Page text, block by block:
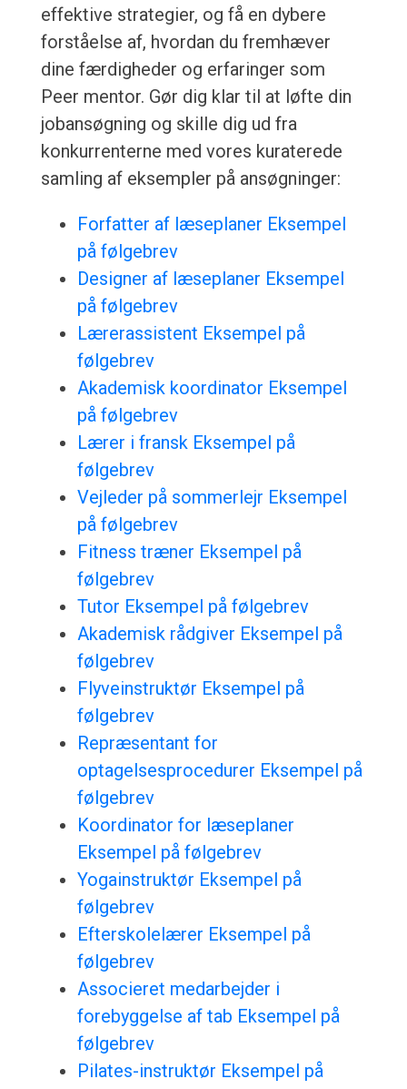
effektive strategier, og få en dybere
forståelse af, hvordan du fremhæver
dine færdigheder og erfaringer som
Peer mentor. Gør dig klar til at løfte din
jobansøgning og skille dig ud fra
konkurrenterne med vores kuraterede
samling af eksempler på ansøgninger:
Forfatter af læseplaner Eksempel
på følgebrev
Designer af læseplaner Eksempel
på følgebrev
Lærerassistent Eksempel på
følgebrev
Akademisk koordinator Eksempel
på følgebrev
Lærer i fransk Eksempel på
følgebrev
Vejleder på sommerlejr Eksempel
på følgebrev
Fitness træner Eksempel på
følgebrev
Tutor Eksempel på følgebrev
Akademisk rådgiver Eksempel på
følgebrev
Flyveinstruktør Eksempel på
følgebrev
Repræsentant for
optagelsesprocedurer Eksempel på
følgebrev
Koordinator for læseplaner
Eksempel på følgebrev
Yogainstruktør Eksempel på
følgebrev
Efterskolelærer Eksempel på
følgebrev
Associeret medarbejder i
forebyggelse af tab Eksempel på
følgebrev
Pilates-instruktør Eksempel på